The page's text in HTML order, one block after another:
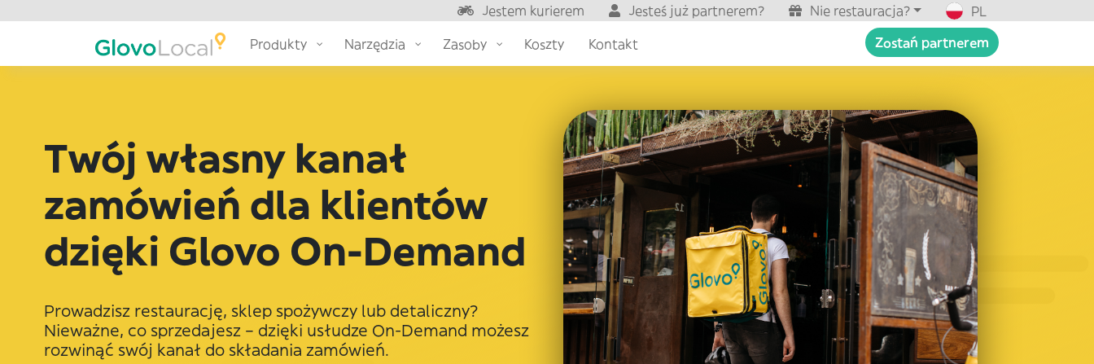
Jestem kurierem Jesteś już partnerem? Nie restauracja?
PL
Produkty
Narzędzia Zasoby Koszty Kontakt Zostań partnerem
Twój własny kanał
zamówień dla klientów
dzięki Glovo On-Demand
Prowadzisz restaurację, sklep spożywczy lub detaliczny?
Nieważne, co sprzedajesz – dzięki usłudze On-Demand możesz
rozwinąć swój kanał do składania zamówień.